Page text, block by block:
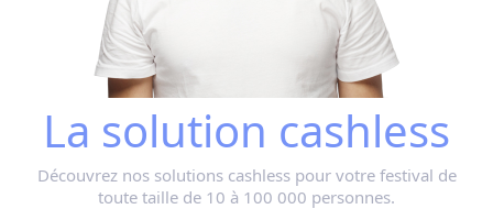
La solution cashless
Découvrez nos solutions cashless pour votre festival de
toute taille de 10 à 100 000 personnes.